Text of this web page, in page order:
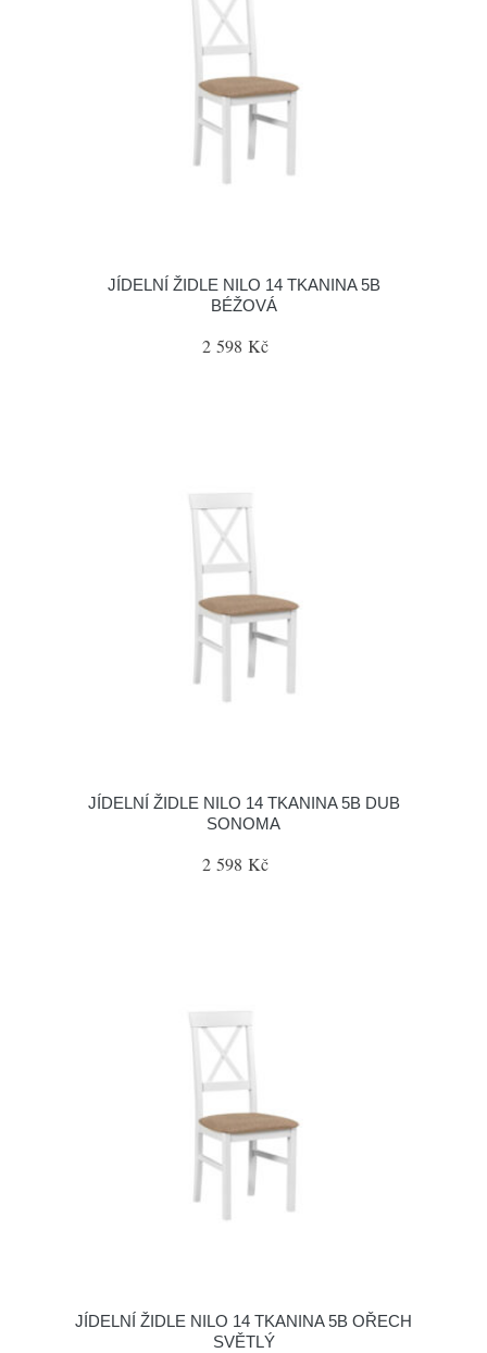
JÍDELNÍ ŽIDLE NILO 14 TKANINA 5B
BÉŽOVÁ
2 598 Kč
JÍDELNÍ ŽIDLE NILO 14 TKANINA 5B DUB
SONOMA
2 598 Kč
JÍDELNÍ ŽIDLE NILO 14 TKANINA 5B OŘECH
SVĚTLÝ